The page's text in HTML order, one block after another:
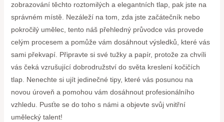
zobrazování těchto roztomilých a elegantních tlap, pak jste na
správném místě. Nezáleží na tom, zda jste začátečník nebo
pokročilý umělec, tento náš přehledný průvodce vás provede
celým procesem a pomůže vám dosáhnout výsledků, které vás
sami překvapí. Připravte si své tužky a papír, protože za chvíli
vás čeká vzrušující dobrodružství do světa kreslení kočičích
tlap. Nenechte si ujít jedinečné tipy, které vás posunou na
novou úroveň a pomohou vám dosáhnout profesionálního
vzhledu. Pusťte se do toho s námi a objevte svůj vnitřní
umělecký talent!